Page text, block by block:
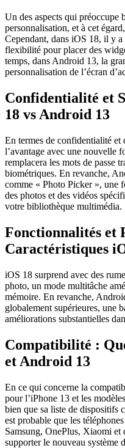
Un des aspects qui préoccupe
personnalisation, et à cet
Cependant, dans iOS 18, il y a
flexibilité pour placer des
temps, dans Android 13, la
personnalisation de l’écran
Confidentialité et
18 vs Android 13
En termes de confidentialité
l’avantage avec une nouvelle
remplacera les mots de passe
biométriques. En revanche,
comme « Photo Picker », une
des photos et des vidéos
votre bibliothèque multimédia.
Fonctionnalités et
Caractéristiques
iOS 18 surprend avec des
photo, un mode multitâche
mémoire. En revanche,
globalement supérieures, une
améliorations substantielles
Compatibilité :
et Android 13
En ce qui concerne la
pour l’iPhone 13 et les
bien que sa liste de dispositifs
est probable que les
Samsung, OnePlus, Xiaomi et
supporter le nouveau système